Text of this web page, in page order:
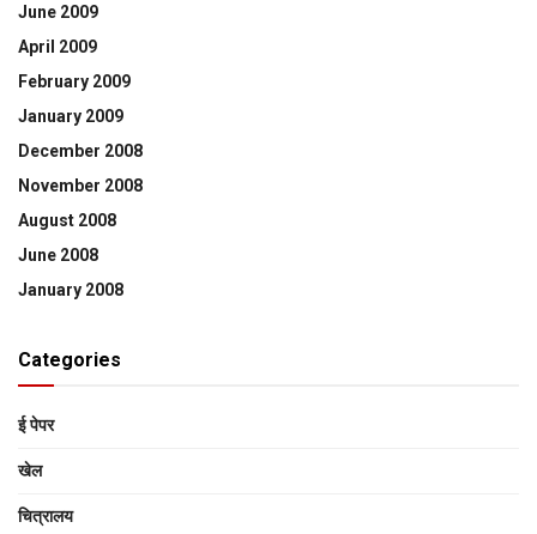
June 2009
April 2009
February 2009
January 2009
December 2008
November 2008
August 2008
June 2008
January 2008
Categories
ई पेपर
खेल
चित्रालय